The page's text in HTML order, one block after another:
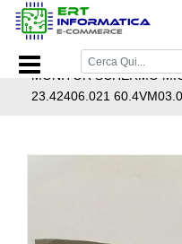
Home Page/Ricambi
MONITOR SCHERMO
23.42406.021